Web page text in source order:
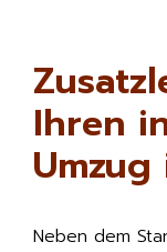
Ihren
Neben dem